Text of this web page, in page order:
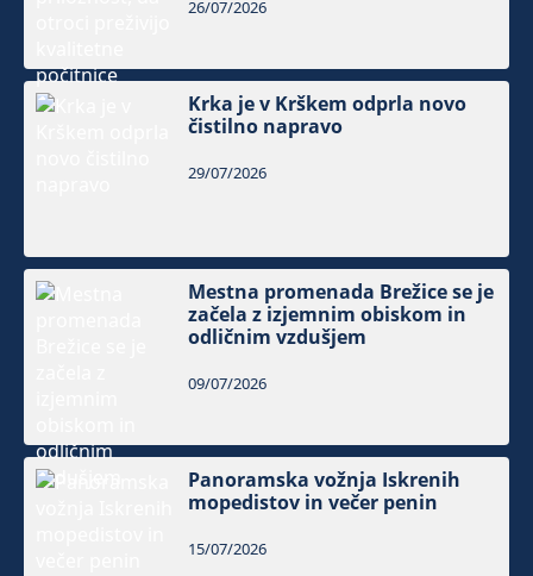
26/07/2026
Krka je v Krškem odprla novo
čistilno napravo
29/07/2026
Mestna promenada Brežice se je
začela z izjemnim obiskom in
odličnim vzdušjem
09/07/2026
Panoramska vožnja Iskrenih
mopedistov in večer penin
15/07/2026